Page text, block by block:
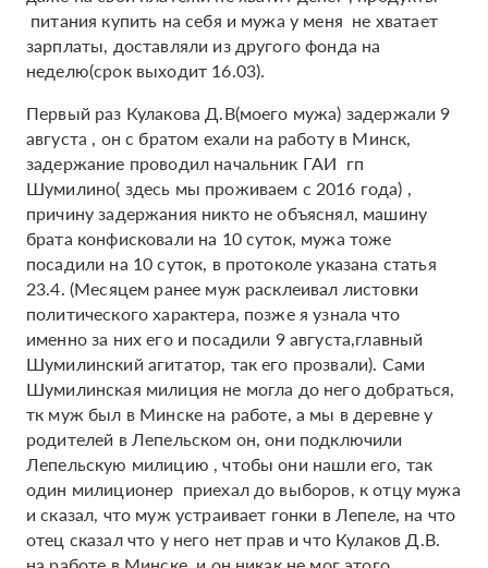
питания купить на себя и мужа у меня не хватает
зарплаты, доставляли из другого фонда на
неделю(срок выходит 16.03).
Первый раз Кулакова Д.В(моего мужа) задержали 9
августа , он с братом ехали на работу в Минск,
задержание проводил начальник ГАИ гп
Шумилино( здесь мы проживаем с 2016 года) ,
причину задержания никто не объяснял, машину
брата конфисковали на 10 суток, мужа тоже
посадили на 10 суток, в протоколе указана статья
23.4. (Месяцем ранее муж расклеивал листовки
политического характера, позже я узнала что
именно за них его и посадили 9 августа,главный
Шумилинский агитатор, так его прозвали). Сами
Шумилинская милиция не могла до него добраться,
тк муж был в Минске на работе, а мы в деревне у
родителей в Лепельском он, они подключили
Лепельскую милицию , чтобы они нашли его, так
один милиционер приехал до выборов, к отцу мужа
и сказал, что муж устраивает гонки в Лепеле, на что
отец сказал что у него нет прав и что Кулаков Д.В.